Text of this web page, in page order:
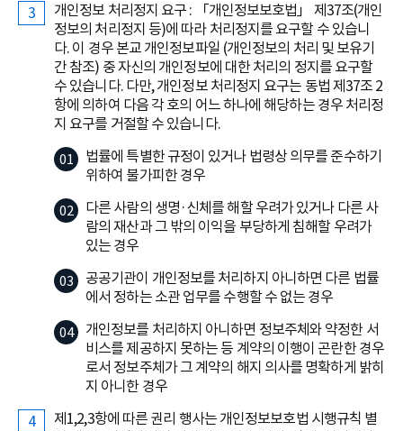
개인정보 처리정지 요구 : 「개인정보보호법」 제37조(개인
정보의 처리정지 등)에 따라 처리정지를 요구할 수 있습니
다. 이 경우 본교 개인정보파일 (개인정보의 처리 및 보유기
간 참조) 중 자신의 개인정보에 대한 처리의 정지를 요구할
수 있습니다. 다만, 개인정보 처리정지 요구는 동법 제37조 2
항에 의하여 다음 각 호의 어느 하나에 해당하는 경우 처리정
지 요구를 거절할 수 있습니다.
법률에 특별한 규정이 있거나 법령상 의무를 준수하기
위하여 불가피한 경우
다른 사람의 생명·신체를 해할 우려가 있거나 다른 사
람의 재산과 그 밖의 이익을 부당하게 침해할 우려가
있는 경우
공공기관이 개인정보를 처리하지 아니하면 다른 법률
에서 정하는 소관 업무를 수행할 수 없는 경우
개인정보를 처리하지 아니하면 정보주체와 약정한 서
비스를 제공하지 못하는 등 계약의 이행이 곤란한 경우
로서 정보주체가 그 계약의 해지 의사를 명확하게 밝히
지 아니한 경우
제1,2,3항에 따른 권리 행사는 개인정보보호법 시행규칙 별